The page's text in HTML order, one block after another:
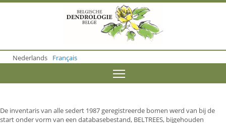
o
m
o
n
Nederlands Français
De inventaris van alle sedert 1987 geregistreerde bomen werd van bij de
start onder vorm van een databasebestand, BELTREES, bijgehouden